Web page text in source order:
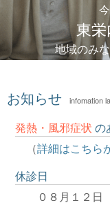
東
地域のみ
お知らせ infomation
発熱・風邪症状 の
（詳細はこちら
休診日
０８月１２日